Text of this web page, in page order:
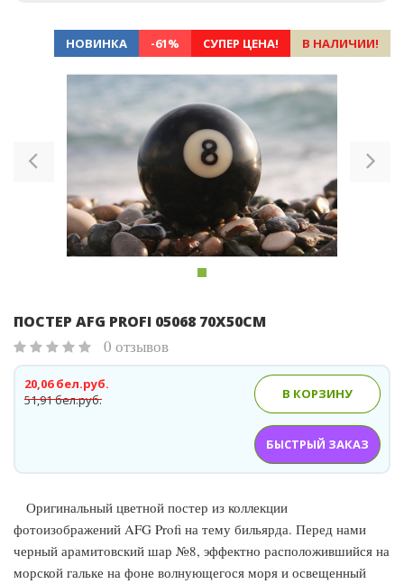
НОВИНКА -61% СУПЕР ЦЕНА! В НАЛИЧИИ!
Previous
ПОСТЕР AFG PROFI 05068 70Х50СМ
0 отзывов
51,91 бел.руб.
20,06 бел.руб.
В КОРЗИНУ
БЫСТРЫЙ ЗАКАЗ
Оригинальный цветной постер из коллекции
фотоизображений AFG Profi на тему бильярда. Перед нами
черный арамитовский шар №8, эффектно расположившийся на
морской гальке на фоне волнующегося моря и освещенный